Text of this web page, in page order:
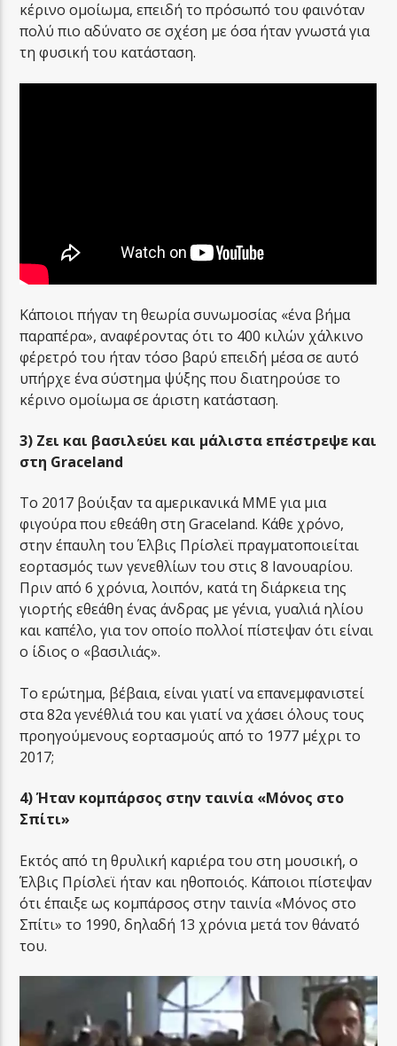
κέρινο ομοίωμα, επειδή το πρόσωπό του φαινόταν
πολύ πιο αδύνατο σε σχέση με όσα ήταν γνωστά για
τη φυσική του κατάσταση.
Κάποιοι πήγαν τη θεωρία συνωμοσίας «ένα βήμα
παραπέρα», αναφέροντας ότι το 400 κιλών χάλκινο
φέρετρό του ήταν τόσο βαρύ επειδή μέσα σε αυτό
υπήρχε ένα σύστημα ψύξης που διατηρούσε το
κέρινο ομοίωμα σε άριστη κατάσταση.
3) Ζει και βασιλεύει και μάλιστα επέστρεψε και
στη Graceland
Το 2017 βούιξαν τα αμερικανικά ΜΜΕ για μια
φιγούρα που εθεάθη στη Graceland. Κάθε χρόνο,
στην έπαυλη του Έλβις Πρίσλεϊ πραγματοποιείται
εορτασμός των γενεθλίων του στις 8 Ιανουαρίου.
Πριν από 6 χρόνια, λοιπόν, κατά τη διάρκεια της
γιορτής εθεάθη ένας άνδρας με γένια, γυαλιά ηλίου
και καπέλο, για τον οποίο πολλοί πίστεψαν ότι είναι
ο ίδιος ο «βασιλιάς».
Το ερώτημα, βέβαια, είναι γιατί να επανεμφανιστεί
στα 82α γενέθλιά του και γιατί να χάσει όλους τους
προηγούμενους εορτασμούς από το 1977 μέχρι το
2017;
4) Ήταν κομπάρσος στην ταινία «Μόνος στο
Σπίτι»
Εκτός από τη θρυλική καριέρα του στη μουσική, ο
Έλβις Πρίσλεϊ ήταν και ηθοποιός. Κάποιοι πίστεψαν
ότι έπαιξε ως κομπάρσος στην ταινία «Μόνος στο
Σπίτι» το 1990, δηλαδή 13 χρόνια μετά τον θάνατό
του.